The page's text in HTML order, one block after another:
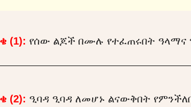
(1): የሰው ልጆች በሙሉ የተፈጠሩበት ዓላማና
(2): ዒባዳ ዒባዳ ለመሆኑ ልናውቅበት